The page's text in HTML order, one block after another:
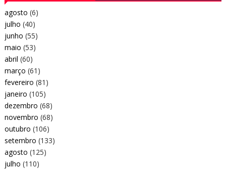
agosto (6)
julho (40)
junho (55)
maio (53)
abril (60)
março (61)
fevereiro (81)
janeiro (105)
dezembro (68)
novembro (68)
outubro (106)
setembro (133)
agosto (125)
julho (110)